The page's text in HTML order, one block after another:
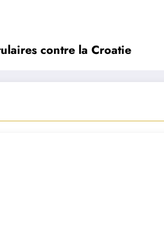
contre la Croatie